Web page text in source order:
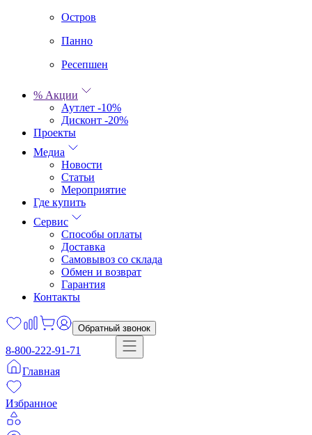
Остров
Панно
Ресепшен
% Акции
Аутлет -10%
Дисконт -20%
Проекты
Медиа
Новости
Статьи
Мероприятие
Где купить
Сервис
Способы оплаты
Доставка
Самовывоз со склада
Обмен и возврат
Гарантия
Контакты
Обратный звонок
8-800-222-91-71
Главная
Избранное